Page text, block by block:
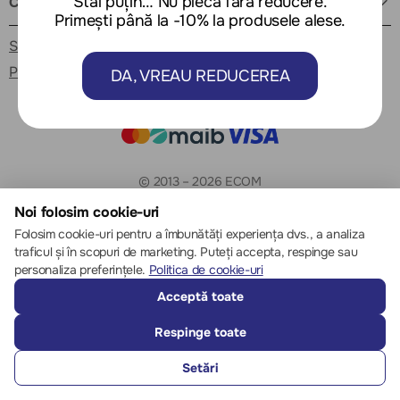
Setări cookie-uri
Politica de cookie-uri
© 2013 – 2026 ECOM
SUNĂ-NE FAVORITE CATALOG COMPARĂ AUTENTIFICARE
Primești până la -10% la produsele alese.
DA, VREAU REDUCEREA
Noi folosim cookie-uri
Folosim cookie-uri pentru a îmbunătăți experiența dvs., a analiza
traficul și în scopuri de marketing. Puteți accepta, respinge sau
personaliza preferințele. Politica de cookie-uri
Acceptă toate
Respinge toate
Setări